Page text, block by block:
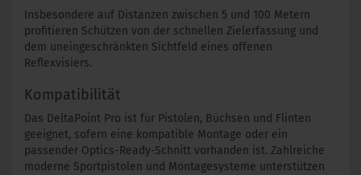
Insbesondere auf Distanzen zwischen 5 und 100 Metern
profitieren Schützen von der schnellen Zielerfassung und
dem uneingeschränkten Sichtfeld eines offenen
Reflexvisiers.
Kompatibilität
Das DeltaPoint Pro ist für Pistolen, Büchsen und Flinten
geeignet, sofern eine kompatible Montage oder ein
passender Optics-Ready-Schnitt vorhanden ist. Zahlreiche
moderne Sportpistolen und Montagesysteme unterstützen